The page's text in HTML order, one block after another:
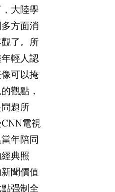
大陸學
方面消
了。所
輕人認
可以掩
觀點，
題所
CNN電視
年陪同
典照
聞價值
强制全